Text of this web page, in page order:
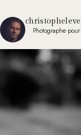
Photographe